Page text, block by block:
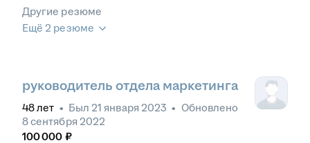
Другие резюме
Ещё 2 резюме
руководитель отдела маркетинга
48лет • Был 21 января 2023 • Обновлено
8 сентября 2022
100 000 ₽